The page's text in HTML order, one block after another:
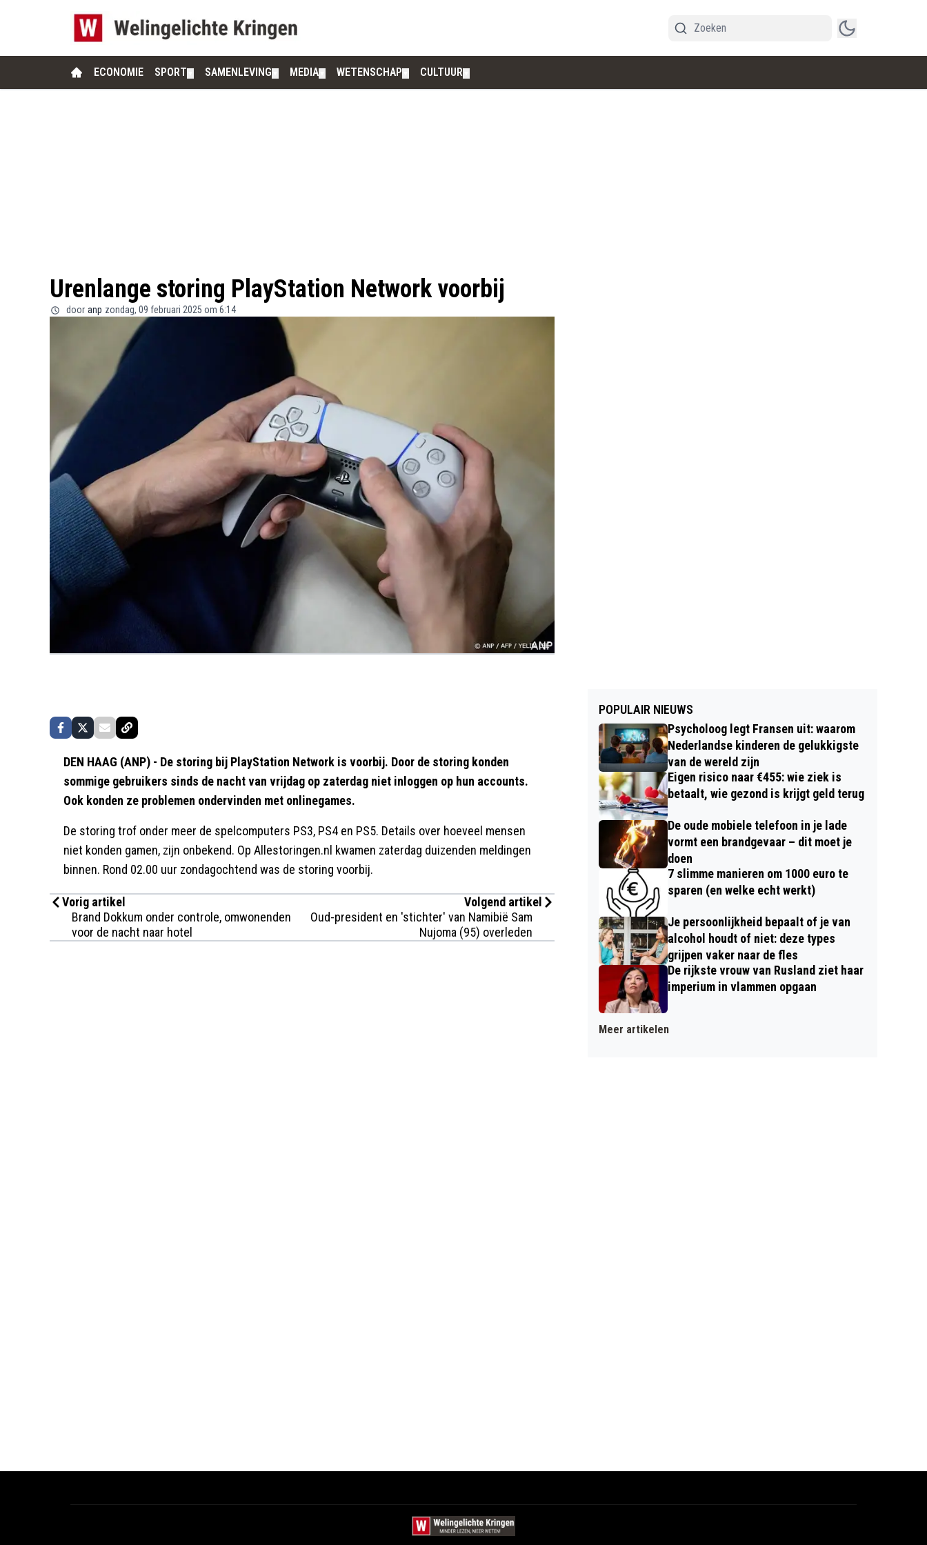
ECONOMIE SPORT SAMENLEVING MEDIA WETENSCHAP CULTUUR
Urenlange storing PlayStation Network voorbij
door anp zondag, 09 februari 2025 om 6:14
DEN HAAG (ANP) - De storing bij PlayStation Network is voorbij. Door de storing konden
sommige gebruikers sinds de nacht van vrijdag op zaterdag niet inloggen op hun accounts.
Ook konden ze problemen ondervinden met onlinegames.
De storing trof onder meer de spelcomputers PS3, PS4 en PS5. Details over hoeveel mensen
niet konden gamen, zijn onbekend. Op Allestoringen.nl kwamen zaterdag duizenden meldingen
binnen. Rond 02.00 uur zondagochtend was de storing voorbij.
Vorig artikel
Brand Dokkum onder controle, omwonenden
voor de nacht naar hotel
Volgend artikel
Oud-president en 'stichter' van Namibië Sam
Nujoma (95) overleden
POPULAIR NIEUWS
Psycholoog legt Fransen uit: waarom
Nederlandse kinderen de gelukkigste
van de wereld zijn
Eigen risico naar €455: wie ziek is
betaalt, wie gezond is krijgt geld terug
De oude mobiele telefoon in je lade
vormt een brandgevaar – dit moet je
doen
7 slimme manieren om 1000 euro te
sparen (en welke echt werkt)
Je persoonlijkheid bepaalt of je van
alcohol houdt of niet: deze types
grijpen vaker naar de fles
De rijkste vrouw van Rusland ziet haar
imperium in vlammen opgaan
Meer artikelen